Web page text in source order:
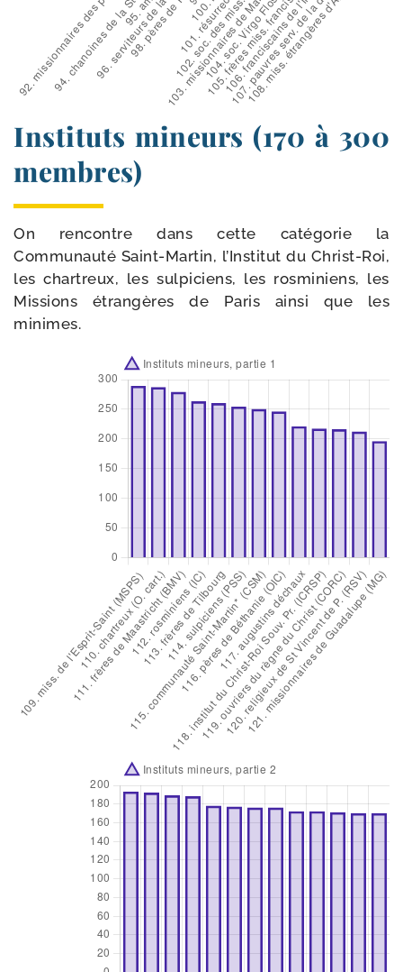
Instituts mineurs (170 à 300
membres)
On ren­contre dans cette caté­go­rie la
Communauté Saint-​Martin, l’Institut du Christ-​Roi,
les char­treux, les sul­pi­ciens, les ros­mi­niens, les
Missions étran­gères de Paris ain­si que les
minimes.